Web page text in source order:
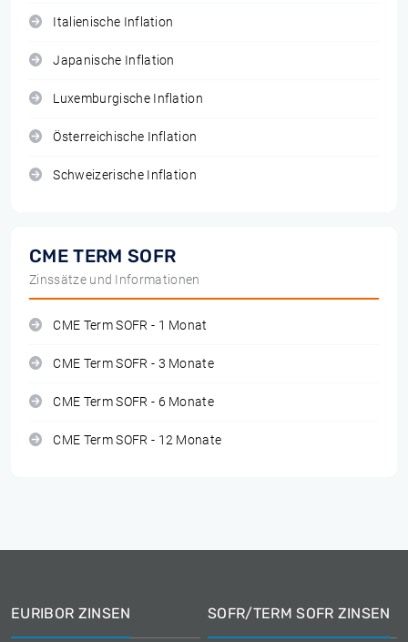
Italienische Inflation
Japanische Inflation
Luxemburgische Inflation
Österreichische Inflation
Schweizerische Inflation
CME TERM SOFR
Zinssätze und Informationen
CME Term SOFR - 1 Monat
CME Term SOFR - 3 Monate
CME Term SOFR - 6 Monate
CME Term SOFR - 12 Monate
EURIBOR ZINSEN SOFR/TERM SOFR ZINSEN